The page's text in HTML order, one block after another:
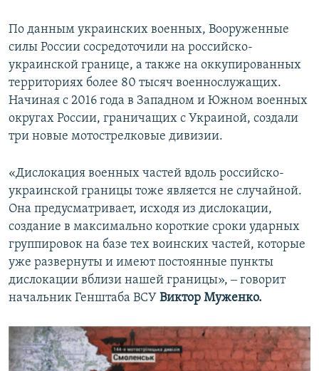
По данным украинских военных, Вооруженные
силы России сосредоточили на российско-
украинской границе, а также на оккупированных
территориях более 80 тысяч военнослужащих.
Начиная с 2016 года в Западном и Южном военных
округах России, граничащих с Украиной, создали
три новые мотострелковые дивизии.
«Дислокация военных частей вдоль российско-
украинской границы тоже является не случайной.
Она предусматривает, исходя из дислокации,
создание в максимально короткие сроки ударных
группировок на базе тех воинских частей, которые
уже развернуты и имеют постоянные пункты
дислокации вблизи нашей границы», ‒ говорит
начальник Генштаба ВСУ Виктор Муженко.